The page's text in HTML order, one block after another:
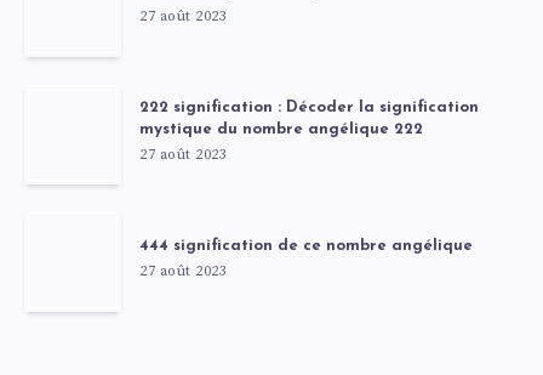
27 août 2023
222 signification : Décoder la signification
mystique du nombre angélique 222
27 août 2023
444 signification de ce nombre angélique
27 août 2023